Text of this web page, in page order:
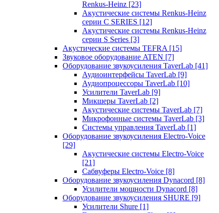
Renkus-Heinz [23]
Акустические системы Renkus-Heinz
серии C SERIES [12]
Акустические системы Renkus-Heinz
серии S Series [3]
Акустические системы TEFRA [15]
Звуковое оборудование ATEN [7]
Оборудование звукоусиления TaverLab [41]
Аудиоинтерфейсы TaverLab [9]
Аудиопроцессоры TaverLab [10]
Усилители TaverLab [9]
Микшеры TaverLab [2]
Акустические системы TaverLab [7]
Микрофонные системы TaverLab [3]
Системы управления TaverLab [1]
Оборудование звукоусиления Electro-Voice
[29]
Акустические системы Electro-Voice
[21]
Сабвуферы Electro-Voice [8]
Оборудование звукоусиления Dynacord [8]
Усилители мощности Dynacord [8]
Оборудование звукоусиления SHURE [9]
Усилители Shure [1]